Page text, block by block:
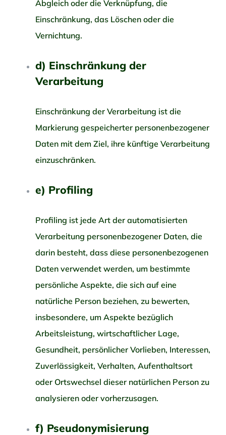
Abgleich oder die Verknüpfung, die
Einschränkung, das Löschen oder die
Vernichtung.
d) Einschränkung der
Verarbeitung
Einschränkung der Verarbeitung ist die
Markierung gespeicherter personenbezogener
Daten mit dem Ziel, ihre künftige Verarbeitung
einzuschränken.
e) Profiling
Profiling ist jede Art der automatisierten
Verarbeitung personenbezogener Daten, die
darin besteht, dass diese personenbezogenen
Daten verwendet werden, um bestimmte
persönliche Aspekte, die sich auf eine
natürliche Person beziehen, zu bewerten,
insbesondere, um Aspekte bezüglich
Arbeitsleistung, wirtschaftlicher Lage,
Gesundheit, persönlicher Vorlieben, Interessen,
Zuverlässigkeit, Verhalten, Aufenthaltsort
oder Ortswechsel dieser natürlichen Person zu
analysieren oder vorherzusagen.
f) Pseudonymisierung